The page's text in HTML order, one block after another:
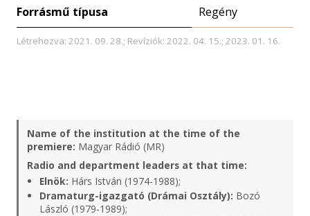
Forrásmű típusa Regény
Létrehozva: 2021. 09. 28.; Revíziók: 2022. 04. 15.; 2023. 01. 16.
Name of the institution at the time of the
premiere: Magyar Rádió (MR)
Radio and department leaders at that time:
Elnök: Hárs István (1974-1988);
Dramaturg-igazgató (Drámai Osztály): Bozó
László (1979-1989);